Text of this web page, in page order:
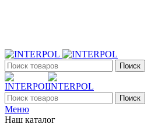
Поиск
Поиск
Меню
Наш каталог